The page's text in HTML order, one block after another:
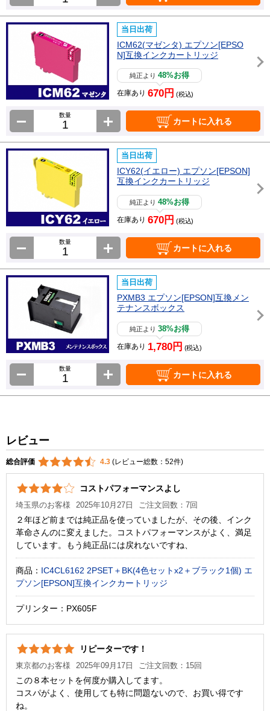
当日出荷
ICM62(マゼンタ) エプソン[EPSO
N]互換インクカートリッジ
純正より48%お得
在庫あり 670円 (税込)
数量
カートに入れる
当日出荷
ICY62(イエロー) エプソン[EPSON]
互換インクカートリッジ
純正より48%お得
在庫あり 670円 (税込)
数量
カートに入れる
当日出荷
PXMB3 エプソン[EPSON]互換メン
テナンスボックス
純正より38%お得
在庫あり 1,780円 (税込)
数量
カートに入れる
レビュー
総合評価 4.3 (レビュー総数：52件)
コストパフォーマンスよし
埼玉県のお客様 2025年10月27日 ご注文回数：7回
２年ほど前までは純正品を使っていましたが、その後、インク
革命さんのに変えました。コストパフォーマンスがよく、満足
しています。もう純正品には戻れないですね、
商品： IC4CL6162 2PSET＋BK(4色セットx2＋ブラック1個) エ
プソン[EPSON]互換インクカートリッジ
プリンター：PX605F
リピーターです！
東京都のお客様 2025年09月17日 ご注文回数：15回
この８本セットを何度か購入してます。
コスパがよく、使用しても特に問題ないので、お買い得です
ね。